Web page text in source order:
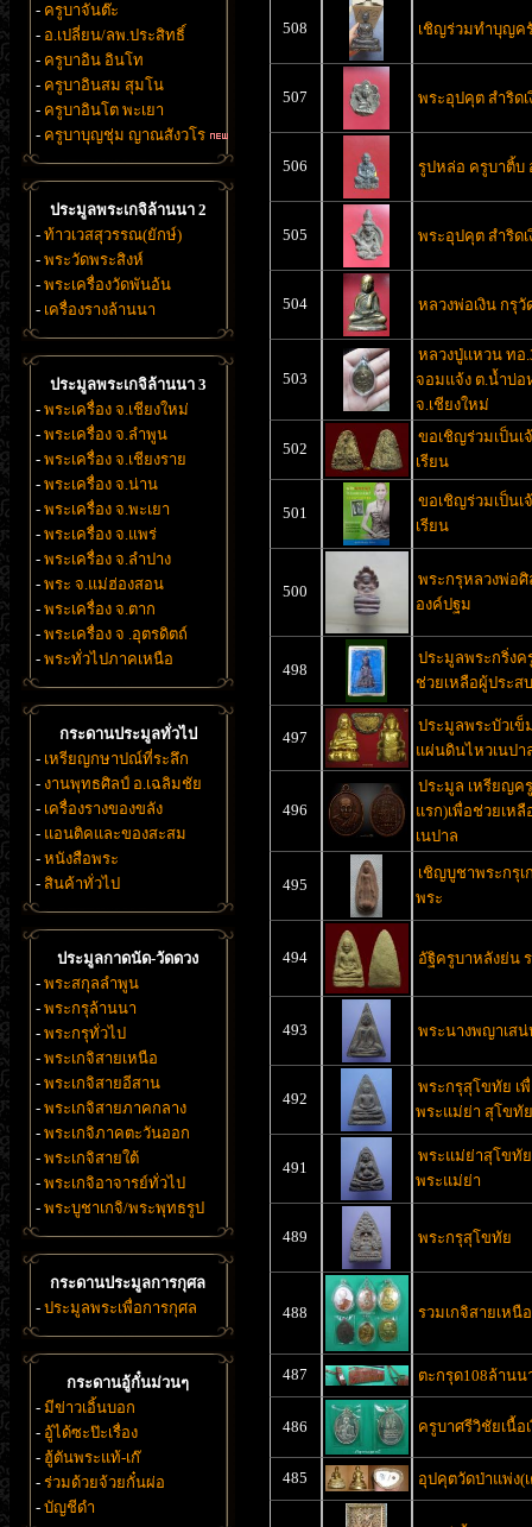
- ครูบาจันต๊ะ
- อ.เปลี่ยน/ลพ.ประสิทธิ์
- ครูบาอิน อินโท
- ครูบาอินสม สุมโน
- ครูบาอินโต พะเยา
- ครูบาบุญชุ่ม ญาณสังวโร
ประมูลพระเกจิล้านนา 2
- ท้าวเวสสุวรรณ(ยักษ์)
- พระวัดพระสิงห์
- พระเครื่องวัดพันอ้น
- เครื่องรางล้านนา
ประมูลพระเกจิล้านนา 3
- พระเครื่อง จ.เชียงใหม่
- พระเครื่อง จ.ลำพูน
- พระเครื่อง จ.เชียงราย
- พระเครื่อง จ.น่าน
- พระเครื่อง จ.พะเยา
- พระเครื่อง จ.แพร่
- พระเครื่อง จ.ลำปาง
- พระ จ.แม่ฮ่องสอน
- พระเครื่อง จ.ตาก
- พระเครื่อง จ .อุตรดิตถ์
- พระทั่วไปภาคเหนือ
กระดานประมูลทั่วไป
- เหรียญกษาปณ์ที่ระลึก
- งานพุทธศิลป์ อ.เฉลิมชัย
- เครื่องรางของขลัง
- แอนติคและของสะสม
- หนังสือพระ
- สินค้าทั่วไป
ประมูลกาดนัด-วัดดวง
- พระสกุลลำพูน
- พระกรุล้านนา
- พระกรุทั่วไป
- พระเกจิสายเหนือ
- พระเกจิสายอีสาน
- พระเกจิสายภาคกลาง
- พระเกจิภาคตะวันออก
- พระเกจิสายใต้
- พระเกจิอาจารย์ทั่วไป
- พระบูชาเกจิ/พระพุทธรูป
กระดานประมูลการกุศล
- ประมูลพระเพื่อการกุศล
กระดานอู้กั๋นม่วนๆ
- มีข่าวเอิ้นบอก
- อู้ได้ซะป๊ะเรื่อง
- ฮู้ตันพระแท้-เก๊
- ร่วมด้วยจ้วยกั๋นผ่อ
- บัญชีดำ
508 เชิญร่วมทำบุญค
507 พระอุปคุต สำริด
506 รูปหล่อ ครูบาติ้บ
505 พระอุปคุต สำริด
504 หลวงพ่อเงิน กรุ
503
หลวงปู่แหวน ทอ
จอมแจ้ง ต.น้ำบ่อ
จ.เชียงใหม่
502
ขอเชิญร่วมเป็นเ
เรียน
501
ขอเชิญร่วมเป็นเ
เรียน
500
พระกรุหลวงพ่อศิ
องค์ปฐม
498
ประมูลพระกริ่งค
ช่วยเหลือผู้ประส
497
ประมูลพระบัวเข็
แผ่นดินไหวเนปา
496
ประมูล เหรียญค
แรก)เพื่อช่วยเห
เนปาล
495
เชิญบูชาพระกรุเ
พระ
494 อัฐิครูบาหลังย่น
493 พระนางพญาเส
492
พระกรุสุโขทัย เ
พระแม่ย่า สุโขทัย
491
พระแม่ย่าสุโขทั
พระแม่ย่า
489 พระกรุสุโขทัย
488 รวมเกจิสายเหนือ
487 ตะกรุด108ล้านน
486 ครูบาศรีวิชัยเนื้อ
485 อุปคุตวัดป่าแพ่ง(เ